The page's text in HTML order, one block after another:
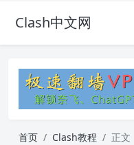
Clash中文网
首页 Clash教程 正文